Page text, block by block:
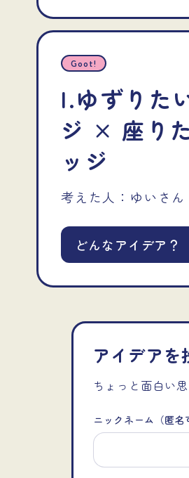
Goot!
I.ゆずりた
ジ × 座り
ッジ
考えた人： ゆい さん
どんなアイデア？
アイデアを
ちょっと面白い
ニックネーム（匿名